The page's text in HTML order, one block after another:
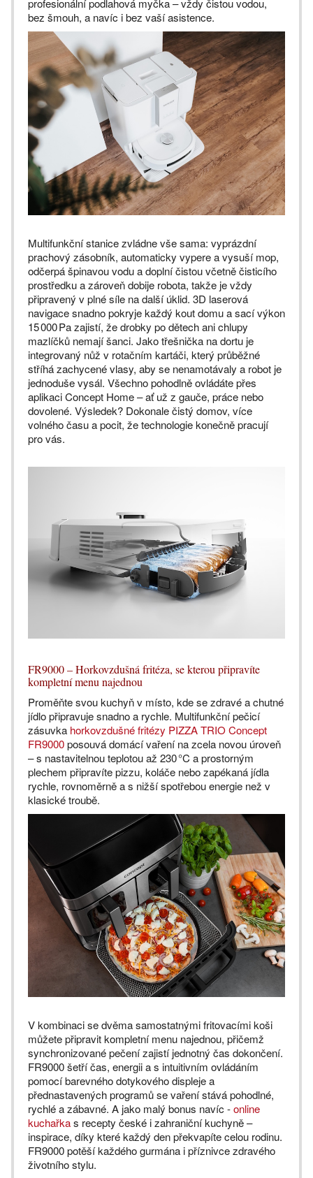
profesionální podlahová myčka – vždy čistou vodou,
bez šmouh, a navíc i bez vaší asistence.
Multifunkční stanice zvládne vše sama: vyprázdní
prachový zásobník, automaticky vypere a vysuší mop,
odčerpá špinavou vodu a doplní čistou včetně čisticího
prostředku a zároveň dobije robota, takže je vždy
připravený v plné síle na další úklid. 3D laserová
navigace snadno pokryje každý kout domu a sací výkon
15 000 Pa zajistí, že drobky po dětech ani chlupy
mazlíčků nemají šanci. Jako třešnička na dortu je
integrovaný nůž v rotačním kartáči, který průběžné
stříhá zachycené vlasy, aby se nenamotávaly a robot je
jednoduše vysál. Všechno pohodlně ovládáte přes
aplikaci Concept Home – ať už z gauče, práce nebo
dovolené. Výsledek? Dokonale čistý domov, více
volného času a pocit, že technologie konečně pracují
pro vás.
FR9000 – Horkovzdušná fritéza, se kterou připravíte
kompletní menu najednou
Proměňte svou kuchyň v místo, kde se zdravé a chutné
jídlo připravuje snadno a rychle. Multifunkční pečicí
zásuvka horkovzdušné fritézy PIZZA TRIO Concept
FR9000posouvá domácí vaření na zcela novou úroveň
– s nastavitelnou teplotou až 230 °C a prostorným
plechem připravíte pizzu, koláče nebo zapékaná jídla
rychle, rovnoměrně a s nižší spotřebou energie než v
klasické troubě.
V kombinaci se dvěma samostatnými fritovacími koši
můžete připravit kompletní menu najednou, přičemž
synchronizované pečení zajistí jednotný čas dokončení.
FR9000 šetří čas, energii a s intuitivním ovládáním
pomocí barevného dotykového displeje a
přednastavených programů se vaření stává pohodlné,
rychlé a zábavné. A jako malý bonus navíc -online
kuchařkas recepty české i zahraniční kuchyně –
inspirace, díky které každý den překvapíte celou rodinu.
FR9000 potěší každého gurmána i příznivce zdravého
životního stylu.